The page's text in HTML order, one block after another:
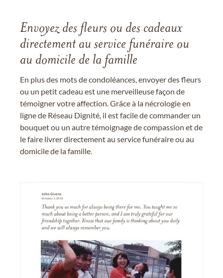
Envoyez des fleurs ou des cadeaux
directement au service funéraire ou
au domicile de la famille
En plus des mots de condoléances, envoyer des fleurs
ou un petit cadeau est une merveilleuse façon de
témoigner votre affection. Grâce à la nécrologie en
ligne de Réseau Dignité, il est facile de commander un
bouquet ou un autre témoignage de compassion et de
le faire livrer directement au service funéraire ou au
domicile de la famille.